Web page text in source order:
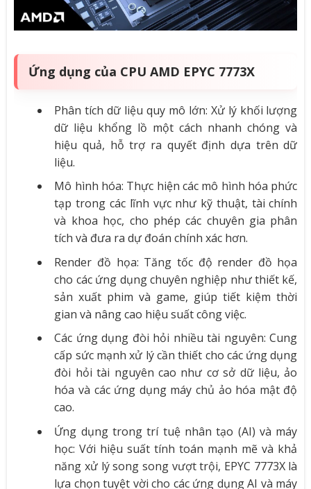
Ứng dụng của CPU AMD EPYC 7773X
Phân tích dữ liệu quy mô lớn: Xử lý khối lượng
dữ liệu khổng lồ một cách nhanh chóng và
hiệu quả, hỗ trợ ra quyết định dựa trên dữ
liệu.
Mô hình hóa: Thực hiện các mô hình hóa phức
tạp trong các lĩnh vực như kỹ thuật, tài chính
và khoa học, cho phép các chuyên gia phân
tích và đưa ra dự đoán chính xác hơn.
Render đồ họa: Tăng tốc độ render đồ họa
cho các ứng dụng chuyên nghiệp như thiết kế,
sản xuất phim và game, giúp tiết kiệm thời
gian và nâng cao hiệu suất công việc.
Các ứng dụng đòi hỏi nhiều tài nguyên: Cung
cấp sức mạnh xử lý cần thiết cho các ứng dụng
đòi hỏi tài nguyên cao như cơ sở dữ liệu, ảo
hóa và các ứng dụng máy chủ ảo hóa mật độ
cao.
Ứng dụng trong trí tuệ nhân tạo (AI) và máy
học: Với hiệu suất tính toán mạnh mẽ và khả
năng xử lý song song vượt trội, EPYC 7773X là
lựa chọn tuyệt vời cho các ứng dụng AI và máy